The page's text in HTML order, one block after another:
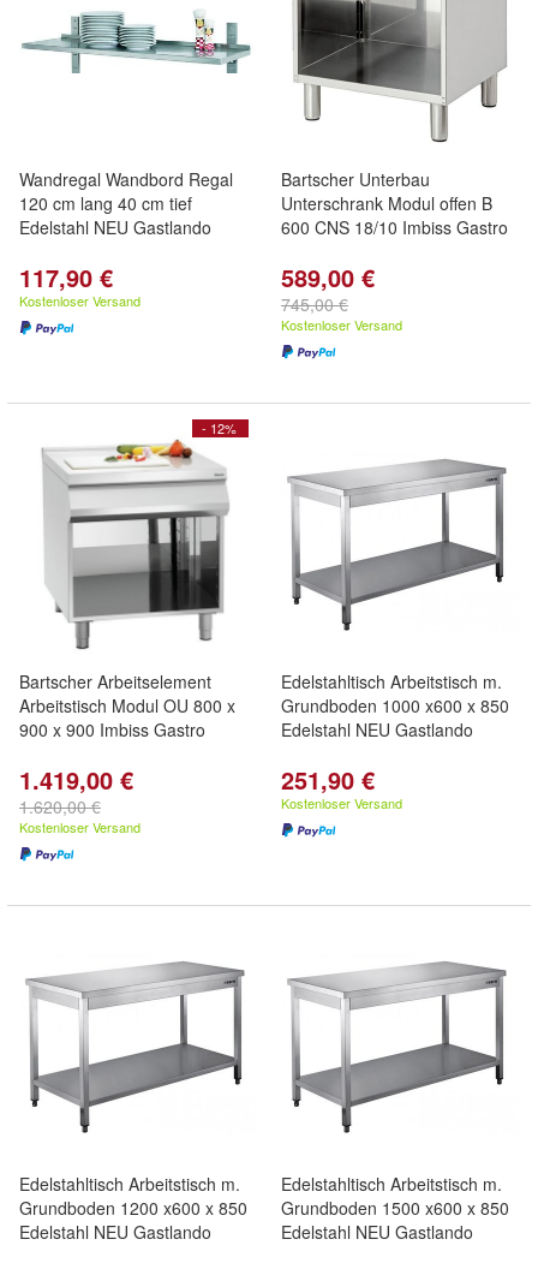
Wandregal Wandbord Regal
120 cm lang 40 cm tief
Edelstahl NEU Gastlando
117,90 €
Kostenloser Versand
Bartscher Unterbau
Unterschrank Modul offen B
600 CNS 18/10 Imbiss Gastro
589,00 €
745,00 €
Kostenloser Versand
- 12%
Bartscher Arbeitselement
Arbeitstisch Modul OU 800 x
900 x 900 Imbiss Gastro
1.419,00 €
1.620,00 €
Kostenloser Versand
Edelstahltisch Arbeitstisch m.
Grundboden 1000 x600 x 850
Edelstahl NEU Gastlando
251,90 €
Kostenloser Versand
Edelstahltisch Arbeitstisch m.
Grundboden 1200 x600 x 850
Edelstahl NEU Gastlando
Edelstahltisch Arbeitstisch m.
Grundboden 1500 x600 x 850
Edelstahl NEU Gastlando